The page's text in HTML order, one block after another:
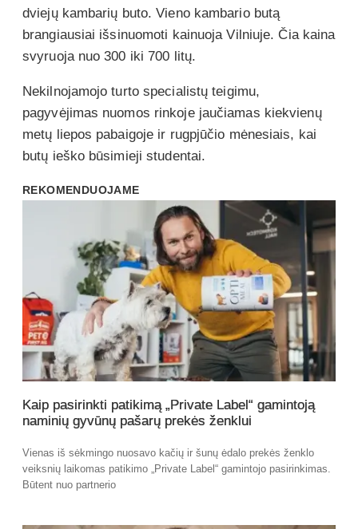
dviejų kambarių buto. Vieno kambario butą
brangiausiai išsinuomoti kainuoja Vilniuje. Čia kaina
svyruoja nuo 300 iki 700 litų.
Nekilnojamojo turto specialistų teigimu,
pagyvėjimas nuomos rinkoje jaučiamas kiekvienų
metų liepos pabaigoje ir rugpjūčio mėnesiais, kai
butų ieško būsimieji studentai.
REKOMENDUOJAME
Kaip pasirinkti patikimą „Private Label“ gamintoją
naminių gyvūnų pašarų prekės ženklui
Vienas iš sėkmingo nuosavo kačių ir šunų ėdalo prekės ženklo
veiksnių laikomas patikimo „Private Label“ gamintojo pasirinkimas.
Būtent nuo partnerio